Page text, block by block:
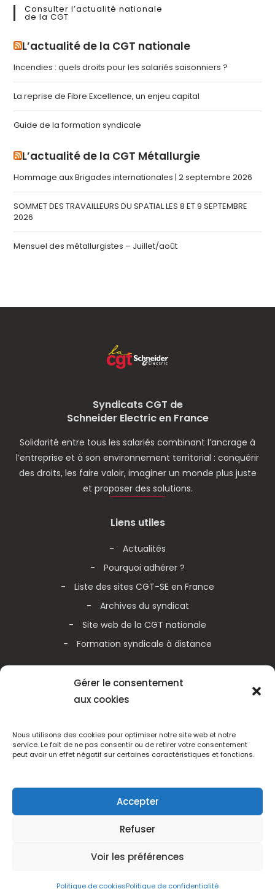
Gérer le consentement
aux cookies
Nous utilisons des cookies pour optimiser notre site web et notre
service. Le fait de ne pas consentir ou de retirer votre consentement
peut avoir un effet négatif sur certaines caractéristiques et fonctions.
Accepter
Refuser
Voir les préférences
Politique de cookiesPolitique de confidentialité
Consulter l’actualité nationale
de la CGT
L’actualité de la CGT nationale
Incendies : quels droits pour les salariés saisonniers ?
La reprise de Fibre Excellence, un enjeu capital
Guide de la formation syndicale
L’actualité de la CGT Métallurgie
Hommage aux Brigades internationales | 2 septembre 2026
SOMMET DES TRAVAILLEURS DU SPATIAL LES 8 ET 9 SEPTEMBRE
2026
Mensuel des métallurgistes – Juillet/août
Syndicats CGT de
Schneider Electric en France
Solidarité entre tous les salariés combinant l’ancrage à
l’entreprise et à son environnement territorial : conquérir
des droits, les faire valoir, imaginer un monde plus juste
et proposer des solutions.
Liens utiles
Actualités
Pourquoi adhérer ?
Liste des sites CGT-SE en France
Archives du syndicat
Site web de la CGT nationale
Formation syndicale à distance
Galerie vidéos
Actualités de la CGT nationale
Actualités de la CGT Métallurgie
CGT Schneider Electric France - Tous droits réservés 2005 -
Mentions légales |Politique de confidentialité